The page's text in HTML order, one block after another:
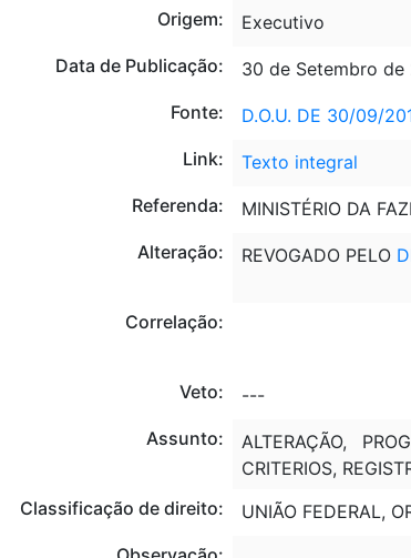
Origem:
Executivo
Data de Publicação:
30 de Setembro de
Fonte:
D.O.U. DE 30/09/
Link:
Texto integral
Referenda:
MINISTÉRIO DA
Alteração:
REVOGADO PELO
Correlação:
Veto:
---
Assunto:
ALTERAÇÃO,
CRITERIOS,
Classificação de direito:
UNIÃO FEDERAL,